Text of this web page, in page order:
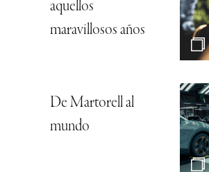
aquellos
maravillosos años
De Martorell al
mundo